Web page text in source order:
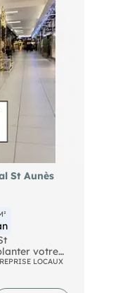
50 € Prix du
hors
St Aunès
votre
● État :
LOCAUX